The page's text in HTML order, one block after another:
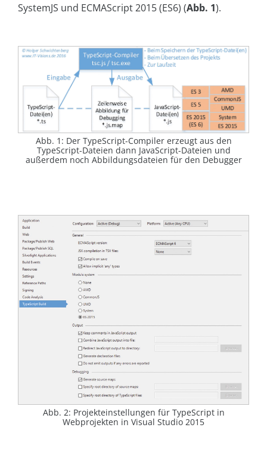
SystemJS und ECMAScript 2015 (ES6) (Abb. 1).
Abb. 1: Der TypeScript-Compiler erzeugt aus den
TypeScript-Dateien dann JavaScript-Dateien und
außerdem noch Abbildungsdateien für den Debugger
Abb. 2: Projekteinstellungen für TypeScript in
Webprojekten in Visual Studio 2015